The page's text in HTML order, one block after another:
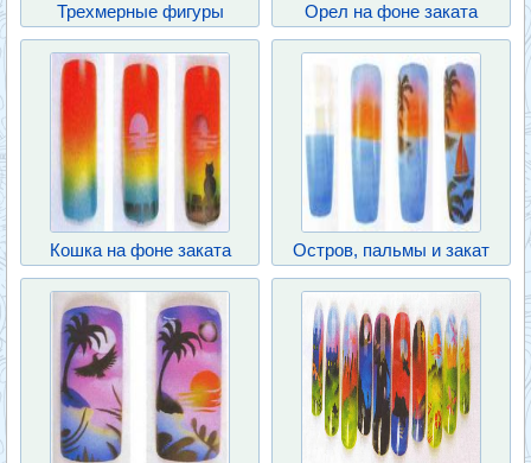
Трехмерные фигуры Орел на фоне заката
Кошка на фоне заката Остров, пальмы и закат